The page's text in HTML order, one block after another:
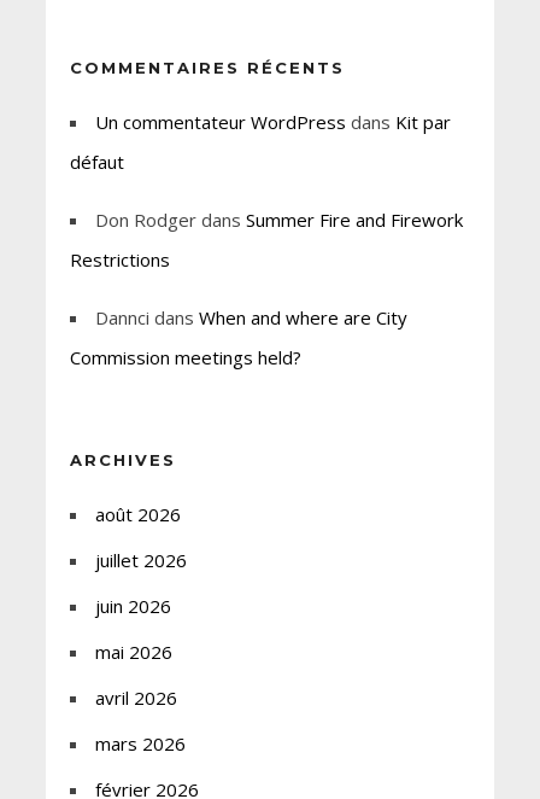
COMMENTAIRES RÉCENTS
Un commentateur WordPress dans Kit par
défaut
Don Rodgerdans Summer Fire and Firework
Restrictions
Dannci dans When and where are City
Commission meetings held?
ARCHIVES
août 2026
juillet 2026
juin 2026
mai 2026
avril 2026
mars 2026
février 2026